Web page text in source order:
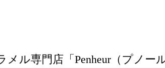
ル専門店「Penheur（プノール